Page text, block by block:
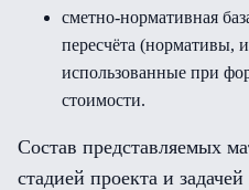
сметно-нормативная
пересчёта (нормативы,
использованные при
стоимости.
Состав представляемых
стадией проекта и